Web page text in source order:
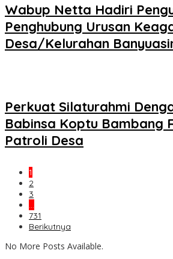
Wabup Netta Hadiri
Penghubung Urusan
Desa/Kelurahan
Perkuat Silaturahmi
Babinsa Koptu Bambang
Patroli Desa
1
2
3
…
731
Berikutnya
No More Posts Available.